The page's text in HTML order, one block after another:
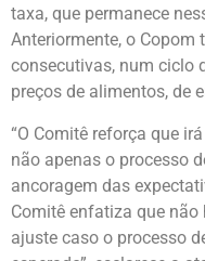
taxa, que permanece
Anteriormente, o Copom
consecutivas, num ciclo
preços de alimentos, de
“O Comitê reforça que
não apenas o processo
ancoragem das
Comitê enfatiza que
ajuste caso o processo